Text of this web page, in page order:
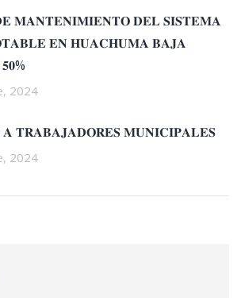
𝐌𝐀𝐍𝐓𝐄𝐍𝐈𝐌𝐈𝐄𝐍𝐓𝐎 𝐃𝐄𝐋 𝐒𝐈𝐒𝐓𝐄𝐌𝐀
𝐄𝐍 𝐇𝐔𝐀𝐂𝐇𝐔𝐌𝐀 𝐁𝐀𝐉𝐀
2024
𝐓𝐑𝐀𝐁𝐀𝐉𝐀𝐃𝐎𝐑𝐄𝐒 𝐌𝐔𝐍𝐈𝐂𝐈𝐏𝐀𝐋𝐄𝐒
2024